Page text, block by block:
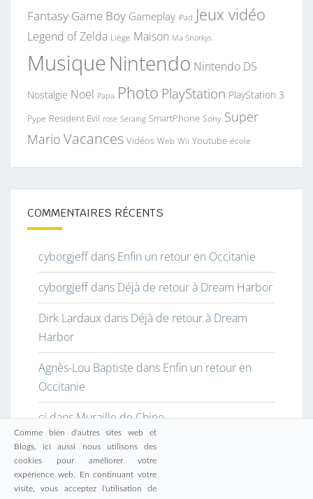
Fantasy Game Boy Gameplay iPad Jeux vidéo
Legend of Zelda Liège Maison Ma Snorkys
MusiqueNintendo Nintendo DS
Nostalgie Noël Papa Photo PlayStation PlayStation 3
Pype Resident Evil rose Seraing SmartPhone Sony Super
Mario Vacances Vidéos Web Wii Youtube école
COMMENTAIRES RÉCENTS
cyborgjeffdans Enfin un retour en Occitanie
cyborgjeffdans Déjà de retour à Dream Harbor
Dirk Lardaux dans Déjà de retour à Dream
Harbor
Agnès-Lou Baptiste dans Enfin un retour en
Occitanie
cjdansMuraille de Chine
Comme bien d'autres sites web et
Blogs, ici aussi nous utilisons des
cookies pour améliorer votre
expérience web. En continuant votre
visite, vous acceptez l'utilisation de